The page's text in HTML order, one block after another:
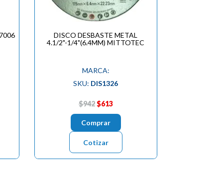
DISCO DESBASTE METAL
4.1/2"-1/4"(6.4MM) MITTOTEC
MARCA:
SKU: DIS1326
$942$613
Comprar
Cotizar